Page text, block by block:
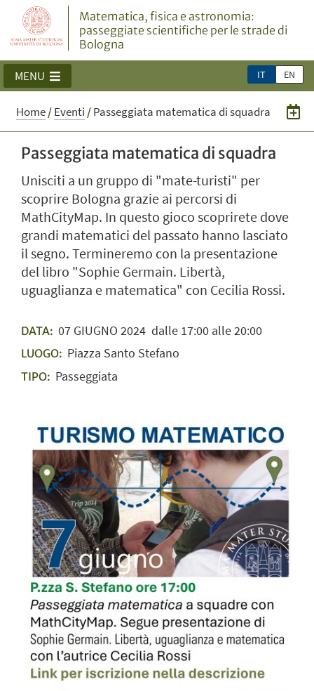
Matematica, fisica e astronomia:
passeggiate scientifiche per le strade di
Bologna
IT EN
MENU
Home/Eventi /Passeggiata matematica di squadra
Passeggiata matematica di squadra
Unisciti a un gruppo di "mate-turisti" per
scoprire Bologna grazie ai percorsi di
MathCityMap. In questo gioco scoprirete dove
grandi matematici del passato hanno lasciato
il segno. Termineremo con la presentazione
del libro "Sophie Germain. Libertà,
uguaglianza e matematica" con Cecilia Rossi.
DATA: 07GIUGNO 2024dalle 17:00 alle 20:00
LUOGO: Piazza Santo Stefano
TIPO: Passeggiata